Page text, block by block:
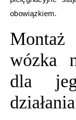
obowiązkiem.
wózka
dla
działania